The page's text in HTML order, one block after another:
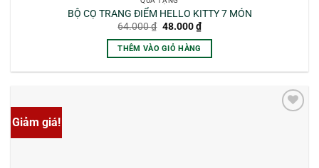
BỘ CỌ TRANG ĐIỂM HELLO KITTY 7 MÓN
64.000₫ Giá
là:
64.000 ₫.
48.000₫Giá
hiện
tại
THÊM VÀO GIỎ HÀNG
Giảm giá!